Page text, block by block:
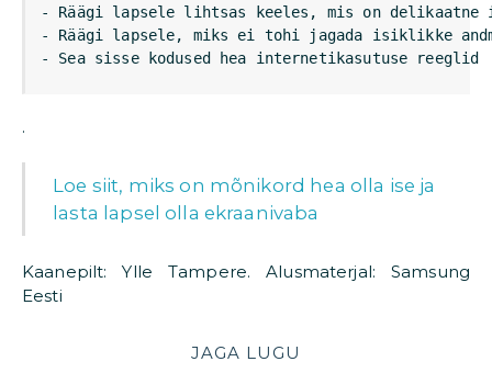
- Räägi lapsele lihtsas keeles, mis on delikaatne
- Räägi lapsele, miks ei tohi jagada isiklikke
- Sea sisse kodused hea internetikasutuse reeglid
.
Loe siit, miks on mõnikord hea olla ise ja
lasta lapsel olla ekraanivaba
Kaanepilt: Ylle Tampere. Alusmaterjal: Samsung
Eesti
JAGA LUGU